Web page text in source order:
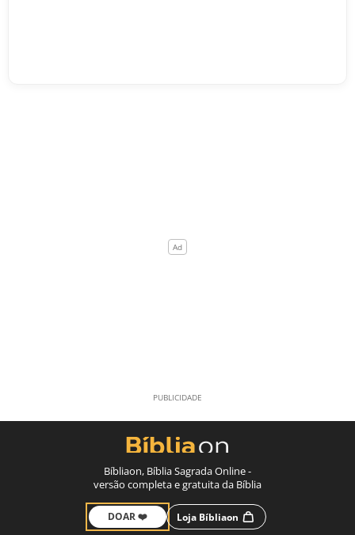
Bíbliaon, Bíblia Sagrada Online -
versão completa e gratuita da Bíblia
DOAR ❤️ Loja Bíbliaon